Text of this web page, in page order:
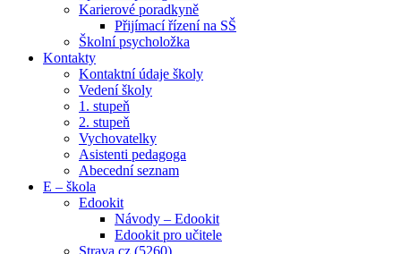
Karierové poradkyně
Přijímací řízení na SŠ
Školní psycholožka
Kontakty
Kontaktní údaje školy
Vedení školy
1. stupeň
2. stupeň
Vychovatelky
Asistenti pedagoga
Abecední seznam
E – škola
Edookit
Návody – Edookit
Edookit pro učitele
Strava.cz (5260)